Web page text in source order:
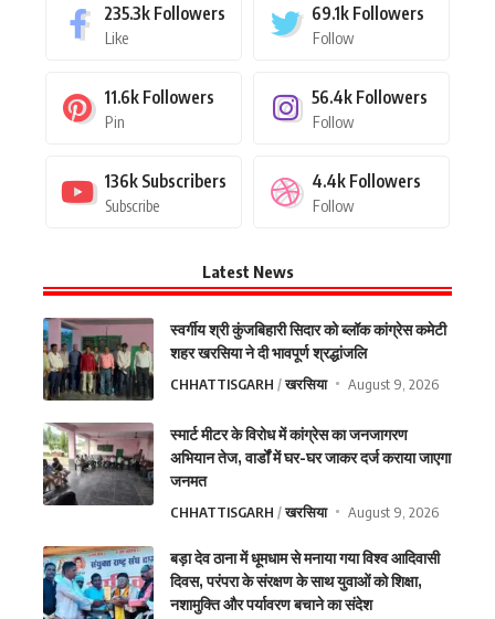
235.3k Followers
Like
69.1k Followers
Follow
11.6k Followers
Pin
56.4k Followers
Follow
136k Subscribers
Subscribe
4.4k Followers
Follow
Latest News
स्वर्गीय श्री कुंजबिहारी सिदार को ब्लॉक कांग्रेस कमेटी
शहर खरसिया ने दी भावपूर्ण श्रद्धांजलि
CHHATTISGARH खरसिया August 9, 2026
स्मार्ट मीटर के विरोध में कांग्रेस का जनजागरण
अभियान तेज, वार्डों में घर-घर जाकर दर्ज कराया जाएगा
जनमत
CHHATTISGARH खरसिया August 9, 2026
बड़ा देव ठाना में धूमधाम से मनाया गया विश्व आदिवासी
दिवस, परंपरा के संरक्षण के साथ युवाओं को शिक्षा,
नशामुक्ति और पर्यावरण बचाने का संदेश